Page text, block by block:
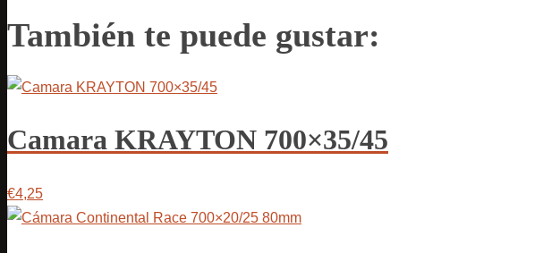
También te puede gustar:
Camara KRAYTON 700×35/45
€4,25